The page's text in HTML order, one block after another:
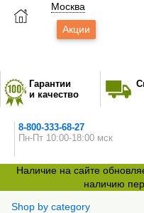
Москва
Акции
Гарантии
и качество
8-800-333-68-27
Пн-Пт 10:00-18:00 мск
Наличие на сайте
наличию
Shop by category